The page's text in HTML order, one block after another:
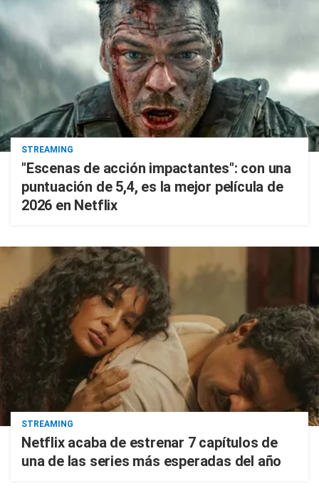
STREAMING
"Escenas de acción impactantes": con una
puntuación de 5,4, es la mejor película de
2026 en Netflix
STREAMING
Netflix acaba de estrenar 7 capítulos de
una de las series más esperadas del año